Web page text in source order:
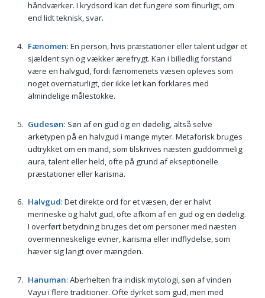
håndværker. I krydsord kan det fungere som finurligt, om
end lidt teknisk, svar.
Fænomen: En person, hvis præstationer eller talent udgør et
sjældent syn og vækker ærefrygt. Kan i billedlig forstand
være en halvgud, fordi fænomenets væsen opleves som
noget overnaturligt, der ikke let kan forklares med
almindelige målestokke.
Gudesøn: Søn af en gud og en dødelig, altså selve
arketypen på en halvgud i mange myter. Metaforisk bruges
udtrykket om en mand, som tilskrives næsten guddommelig
aura, talent eller held, ofte på grund af ekseptionelle
præstationer eller karisma.
Halvgud: Det direkte ord for et væsen, der er halvt
menneske og halvt gud, ofte afkom af en gud og en dødelig.
I overført betydning bruges det om personer med næsten
overmenneskelige evner, karisma eller indflydelse, som
hæver sig langt over mængden.
Hanuman: Aberhelten fra indisk mytologi, søn af vinden
Vayu i flere traditioner. Ofte dyrket som gud, men med